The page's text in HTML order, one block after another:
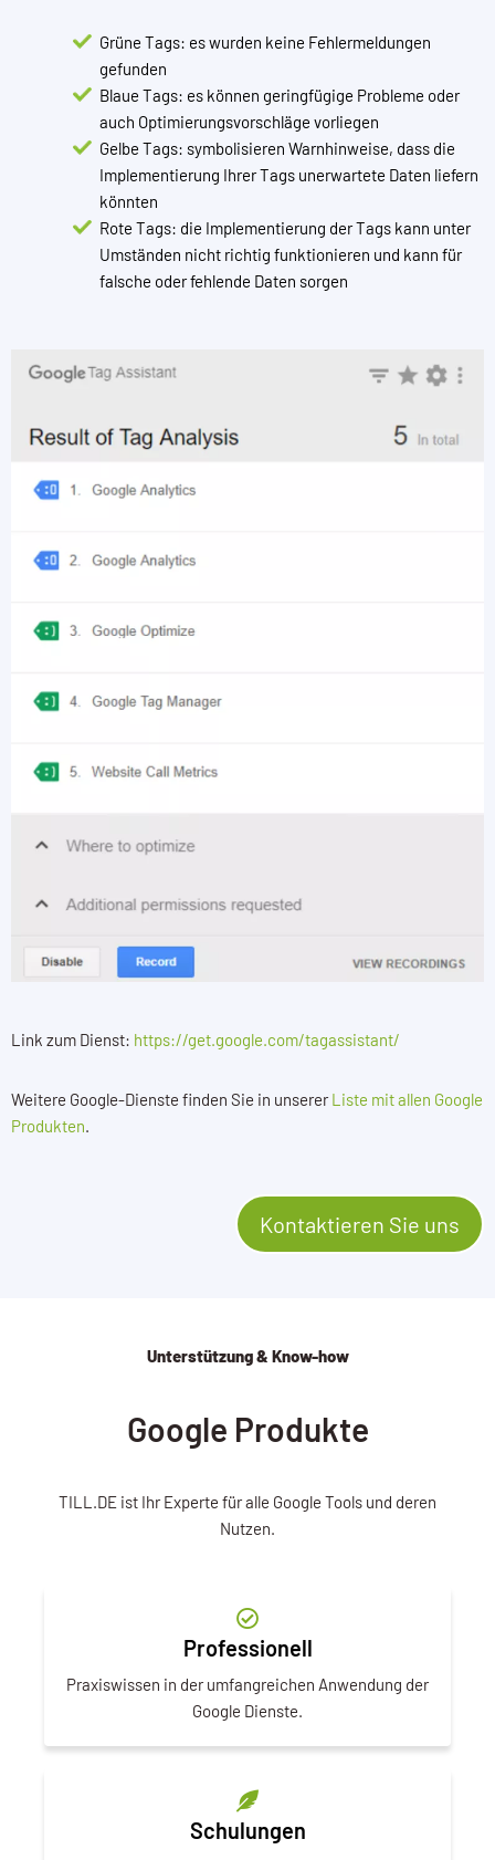
Grüne Tags: es wurden keine Fehlermeldungen
gefunden
Blaue Tags: es können geringfügige Probleme oder
auch Optimierungsvorschläge vorliegen
Gelbe Tags: symbolisieren Warnhinweise, dass die
Implementierung Ihrer Tags unerwartete Daten liefern
könnten
Rote Tags: die Implementierung der Tags kann unter
Umständen nicht richtig funktionieren und kann für
falsche oder fehlende Daten sorgen
Link zum Dienst: https://get.google.com/tagassistant/
Weitere Google-Dienste finden Sie in unsererListe mit allen Google
Produkten.
Kontaktieren Sie uns
Unterstützung & Know-how
Google Produkte
TILL.DE ist Ihr Experte für alle Google Tools und deren
Nutzen.
Professionell
Praxiswissen in der umfangreichen Anwendung der
Google Dienste.
Schulungen